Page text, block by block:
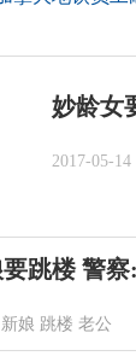
妙龄女
2017-05-14
跳楼 警
新娘 跳楼 老公